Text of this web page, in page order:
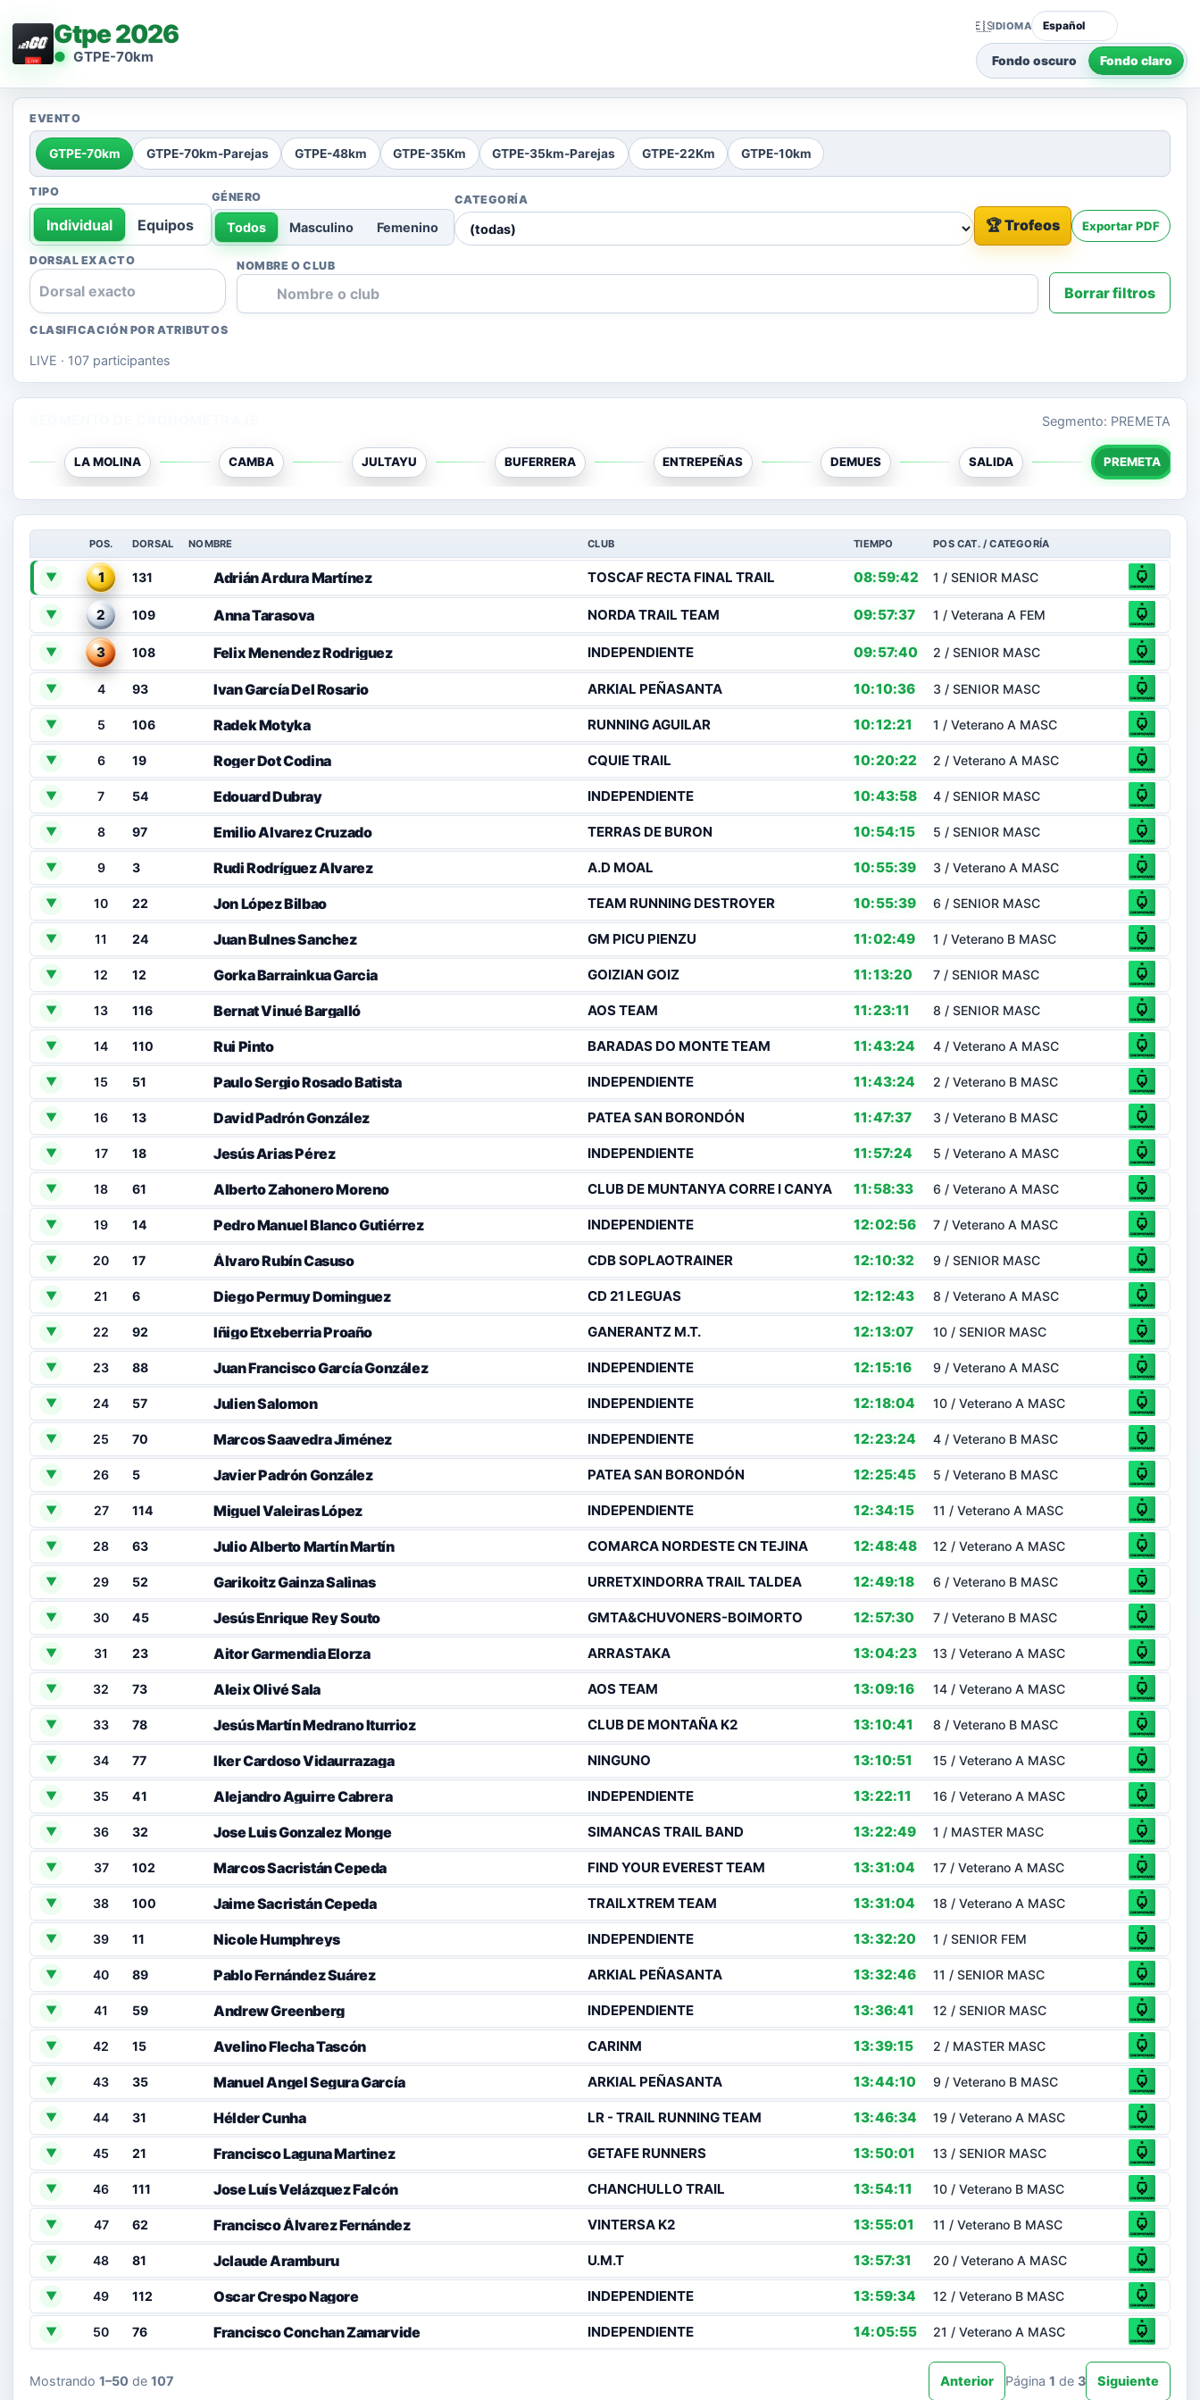
Gtpe 2026
GTPE-70km
🇪🇸IDIOMA
Fondo oscuro Fondo claro
EVENTO
GTPE-70km GTPE-70km-Parejas GTPE-48km GTPE-35Km GTPE-35km-Parejas GTPE-22Km GTPE-10km
TIPO
Individual Equipos
GÉNERO
Todos Masculino Femenino
CATEGORÍA
🏆 Trofeos Exportar PDF
DORSAL EXACTO NOMBRE O CLUB
Borrar filtros
CLASIFICACIÓN POR ATRIBUTOS
LIVE · 107 participantes
Segmento: PREMETA
LA MOLINA CAMBA JULTAYU BUFERRERA ENTREPEÑAS DEMUES SALIDA PREMETA
POS. DORSAL NOMBRE CLUB TIEMPO POS CAT. / CATEGORÍA
▼ 1 131 Adrián Ardura Martínez TOSCAF RECTA FINAL TRAIL 08:59:42 1 / SENIOR MASC
▼ 2 109 Anna Tarasova NORDA TRAIL TEAM 09:57:37 1 / Veterana A FEM
▼ 3 108 Felix Menendez Rodriguez INDEPENDIENTE 09:57:40 2 / SENIOR MASC
▼ 4 93 Ivan García Del Rosario ARKIAL PEÑASANTA 10:10:36 3 / SENIOR MASC
▼ 5 106 Radek Motyka RUNNING AGUILAR 10:12:21 1 / Veterano A MASC
▼ 6 19 Roger Dot Codina CQUIE TRAIL 10:20:22 2 / Veterano A MASC
▼ 7 54 Edouard Dubray INDEPENDIENTE 10:43:58 4 / SENIOR MASC
▼ 8 97 Emilio Alvarez Cruzado TERRAS DE BURON 10:54:15 5 / SENIOR MASC
▼ 9 3 Rudi Rodríguez Alvarez A.D MOAL 10:55:39 3 / Veterano A MASC
▼ 10 22 Jon López Bilbao TEAM RUNNING DESTROYER 10:55:39 6 / SENIOR MASC
▼ 11 24 Juan Bulnes Sanchez GM PICU PIENZU 11:02:49 1 / Veterano B MASC
▼ 12 12 Gorka Barrainkua Garcia GOIZIAN GOIZ 11:13:20 7 / SENIOR MASC
▼ 13 116 Bernat Vinué Bargalló AOS TEAM 11:23:11 8 / SENIOR MASC
▼ 14 110 Rui Pinto BARADAS DO MONTE TEAM 11:43:24 4 / Veterano A MASC
▼ 15 51 Paulo Sergio Rosado Batista INDEPENDIENTE 11:43:24 2 / Veterano B MASC
▼ 16 13 David Padrón González PATEA SAN BORONDÓN 11:47:37 3 / Veterano B MASC
▼ 17 18 Jesús Arias Pérez INDEPENDIENTE 11:57:24 5 / Veterano A MASC
▼ 18 61 Alberto Zahonero Moreno CLUB DE MUNTANYA CORRE I CANYA 11:58:33 6 / Veterano A MASC
▼ 19 14 Pedro Manuel Blanco Gutiérrez INDEPENDIENTE 12:02:56 7 / Veterano A MASC
▼ 20 17 Álvaro Rubín Casuso CDB SOPLAOTRAINER 12:10:32 9 / SENIOR MASC
▼ 21 6 Diego Permuy Dominguez CD 21 LEGUAS 12:12:43 8 / Veterano A MASC
▼ 22 92 Iñigo Etxeberria Proaño GANERANTZ M.T. 12:13:07 10 / SENIOR MASC
▼ 23 88 Juan Francisco García González INDEPENDIENTE 12:15:16 9 / Veterano A MASC
▼ 24 57 Julien Salomon INDEPENDIENTE 12:18:04 10 / Veterano A MASC
▼ 25 70 Marcos Saavedra Jiménez INDEPENDIENTE 12:23:24 4 / Veterano B MASC
▼ 26 5 Javier Padrón González PATEA SAN BORONDÓN 12:25:45 5 / Veterano B MASC
▼ 27 114 Miguel Valeiras López INDEPENDIENTE 12:34:15 11 / Veterano A MASC
▼ 28 63 Julio Alberto Martín Martín COMARCA NORDESTE CN TEJINA 12:48:48 12 / Veterano A MASC
▼ 29 52 Garikoitz Gainza Salinas URRETXINDORRA TRAIL TALDEA 12:49:18 6 / Veterano B MASC
▼ 30 45 Jesús Enrique Rey Souto GMTA&CHUVONERS-BOIMORTO 12:57:30 7 / Veterano B MASC
▼ 31 23 Aitor Garmendia Elorza ARRASTAKA 13:04:23 13 / Veterano A MASC
▼ 32 73 Aleix Olivé Sala AOS TEAM 13:09:16 14 / Veterano A MASC
▼ 33 78 Jesús Martín Medrano Iturrioz CLUB DE MONTAÑA K2 13:10:41 8 / Veterano B MASC
▼ 34 77 Iker Cardoso Vidaurrazaga NINGUNO 13:10:51 15 / Veterano A MASC
▼ 35 41 Alejandro Aguirre Cabrera INDEPENDIENTE 13:22:11 16 / Veterano A MASC
▼ 36 32 Jose Luis Gonzalez Monge SIMANCAS TRAIL BAND 13:22:49 1 / MASTER MASC
▼ 37 102 Marcos Sacristán Cepeda FIND YOUR EVEREST TEAM 13:31:04 17 / Veterano A MASC
▼ 38 100 Jaime Sacristán Cepeda TRAILXTREM TEAM 13:31:04 18 / Veterano A MASC
▼ 39 11 Nicole Humphreys INDEPENDIENTE 13:32:20 1 / SENIOR FEM
▼ 40 89 Pablo Fernández Suárez ARKIAL PEÑASANTA 13:32:46 11 / SENIOR MASC
▼ 41 59 Andrew Greenberg INDEPENDIENTE 13:36:41 12 / SENIOR MASC
▼ 42 15 Avelino Flecha Tascón CARINM 13:39:15 2 / MASTER MASC
▼ 43 35 Manuel Angel Segura García ARKIAL PEÑASANTA 13:44:10 9 / Veterano B MASC
▼ 44 31 Hélder Cunha LR - TRAIL RUNNING TEAM 13:46:34 19 / Veterano A MASC
▼ 45 21 Francisco Laguna Martinez GETAFE RUNNERS 13:50:01 13 / SENIOR MASC
▼ 46 111 Jose Luís Velázquez Falcón CHANCHULLO TRAIL 13:54:11 10 / Veterano B MASC
▼ 47 62 Francisco Álvarez Fernández VINTERSA K2 13:55:01 11 / Veterano B MASC
▼ 48 81 Jclaude Aramburu U.M.T 13:57:31 20 / Veterano A MASC
▼ 49 112 Oscar Crespo Nagore INDEPENDIENTE 13:59:34 12 / Veterano B MASC
▼ 50 76 Francisco Conchan Zamarvide INDEPENDIENTE 14:05:55 21 / Veterano A MASC
Mostrando 1–50 de 107 Anterior Página 1 de 3 Siguiente